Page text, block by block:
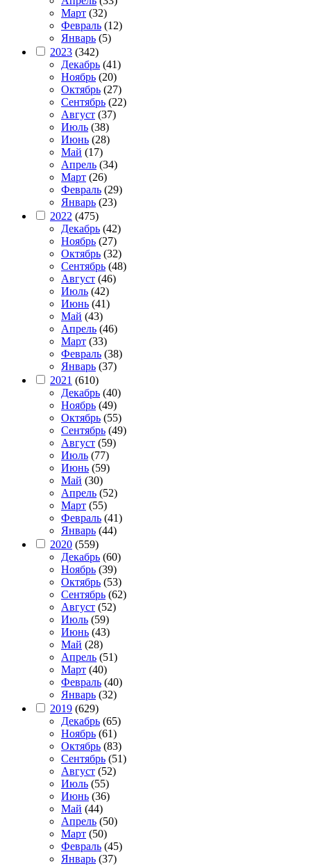
Март (32)
Февраль (12)
Январь (5)
2023 (342)
Декабрь (41)
Ноябрь (20)
Октябрь (27)
Сентябрь (22)
Август (37)
Июль (38)
Июнь (28)
Май (17)
Апрель (34)
Март (26)
Февраль (29)
Январь (23)
2022 (475)
Декабрь (42)
Ноябрь (27)
Октябрь (32)
Сентябрь (48)
Август (46)
Июль (42)
Июнь (41)
Май (43)
Апрель (46)
Март (33)
Февраль (38)
Январь (37)
2021 (610)
Декабрь (40)
Ноябрь (49)
Октябрь (55)
Сентябрь (49)
Август (59)
Июль (77)
Июнь (59)
Май (30)
Апрель (52)
Март (55)
Февраль (41)
Январь (44)
2020 (559)
Декабрь (60)
Ноябрь (39)
Октябрь (53)
Сентябрь (62)
Август (52)
Июль (59)
Июнь (43)
Май (28)
Апрель (51)
Март (40)
Февраль (40)
Январь (32)
2019 (629)
Декабрь (65)
Ноябрь (61)
Октябрь (83)
Сентябрь (51)
Август (52)
Июль (55)
Июнь (36)
Май (44)
Апрель (50)
Март (50)
Февраль (45)
Январь (37)